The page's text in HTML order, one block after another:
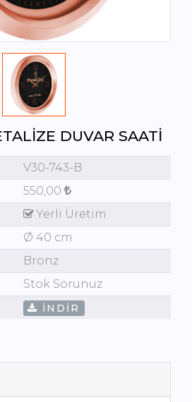
DUVAR SAATI
V30-743-B
550,00
Yerli Üretim
Ø 40 cm
Bronz
Stok Sorunuz
İNDIR